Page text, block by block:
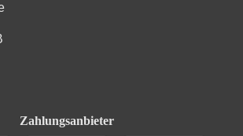
Zahlungsanbieter